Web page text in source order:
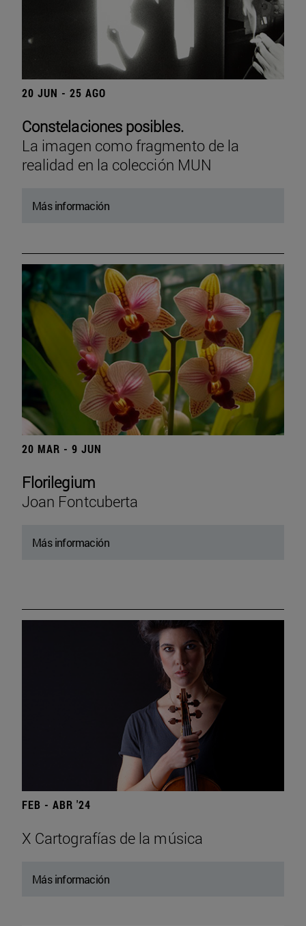
20 JUN - 25 AGO
Constelaciones posibles.
La imagen como fragmento de la
realidad en la colección MUN
Más información
20 MAR - 9 JUN
Florilegium
Joan Fontcuberta
Más información
FEB - ABR '24
X Cartografías de la música
Más información